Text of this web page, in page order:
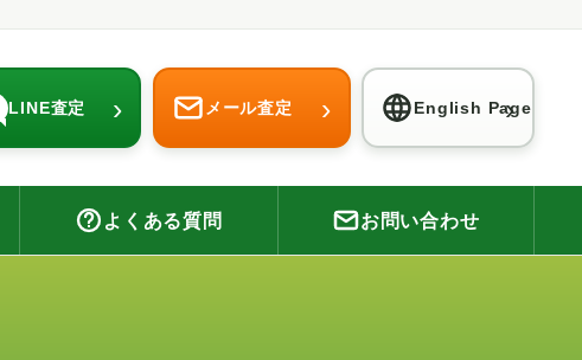
LINE査定 › メール査定 › English Page
›
よくある質問 お問い合わせ